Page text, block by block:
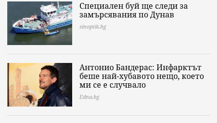
Специален буй ще следи за
замърсявания по Дунав
sinoptik.bg
Антонио Бандерас: Инфарктът
беше най-хубавото нещо, което
ми се е случвало
Edna.bg